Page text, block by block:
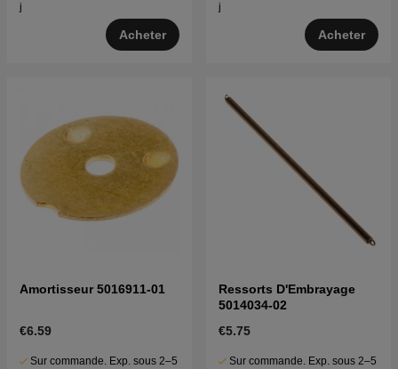
j
Acheter
j
Acheter
Amortisseur 5016911-01
€6.59
Sur commande. Exp. sous 2–5
Ressorts D'Embrayage
5014034-02
€5.75
Sur commande. Exp. sous 2–5